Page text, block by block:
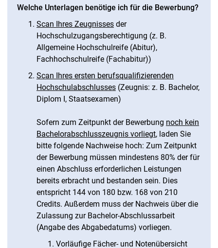
Welche Unterlagen benötige ich für die Bewerbung?
Scan Ihres Zeugnisses der
Hochschulzugangsberechtigung (z. B.
Allgemeine Hochschulreife (Abitur),
Fachhochschulreife (Fachabitur))
Scan Ihres ersten berufsqualifizierenden
Hochschulabschlusses (Zeugnis: z. B. Bachelor,
Diplom I, Staatsexamen)
Sofern zum Zeitpunkt der Bewerbung noch kein
Bachelorabschlusszeugnis vorliegt, laden Sie
bitte folgende Nachweise hoch: Zum Zeitpunkt
der Bewerbung müssen mindestens 80% der für
einen Abschluss erforderlichen Leistungen
bereits erbracht und bestanden sein. Dies
entspricht 144 von 180 bzw. 168 von 210
Credits. Außerdem muss der Nachweis über die
Zulassung zur Bachelor-Abschlussarbeit
(Angabe des Abgabedatums) vorliegen.
Vorläufige Fächer- und Notenübersicht